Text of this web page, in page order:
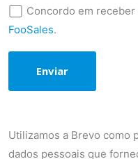
Concordo em
FooSales.
Utilizamos a Brevo como
dados pessoais que